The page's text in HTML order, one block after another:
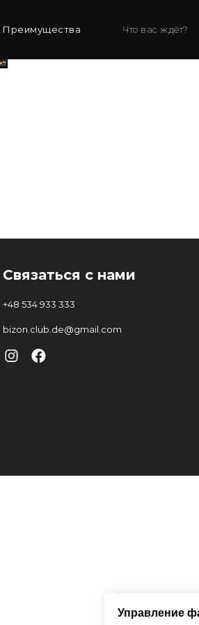
Управление
Преимущества Что вас ждёт?
Связаться с нами
+48 534 933 333
bizon.club.de@gmail.com